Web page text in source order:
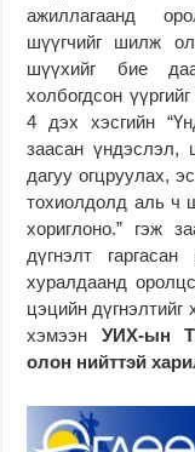
ажиллагаанд
шүүгчийг шилж
шүүхийг бие
холбогдсон
4 дэх хэсгийн
заасан үндэслэл,
дагуу огцруулах,
тохиолдолд аль ч
хориглоно.” гэж
дүгнэлт
хуралдаанд
цэцийн дүгнэлтийг
хэмээн УИХ-ын
олон нийттэй